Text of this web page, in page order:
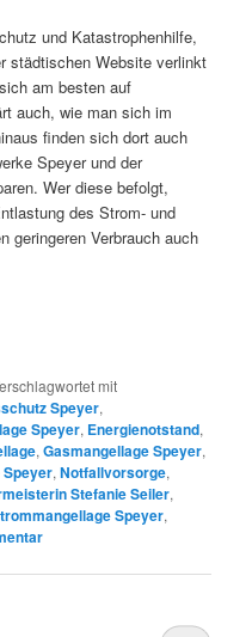
und Katastrophenhilfe,
städtischen Website verlinkt
am besten auf
auch, wie man sich im
finden sich dort auch
Speyer und der
Wer diese befolgt,
des Strom- und
geringeren Verbrauch auch
mit
Speyer,
Speyer, Energienotstand,
,Gasmangellage Speyer,
,Notfallvorsorge,
Stefanie Seiler,
Speyer,